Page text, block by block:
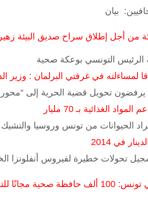
بيان
من أجل إطلاق سراح صديق البيئة
الرئيس التونسي بوعكة صحية
لمساءلته في غرفتي البرلمان : وزير
يرفضون تحويل قضية الحرية إلى “محور
الغذائية بـ 70 مليار
الحيوانات من تونس وروسيا والتشيك
في 2014
تحولات خطيرة لفيروس أنفلونزا
بـ150 مليمًا